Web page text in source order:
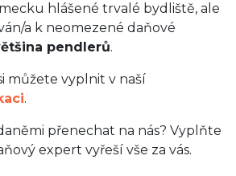
hlášené trvalé bydliště, ale
a k neomezené daňové
pendlerů.
můžete vyplnit v naší
.
přenechat na nás? Vyplňte
expert vyřeší vše za vás.